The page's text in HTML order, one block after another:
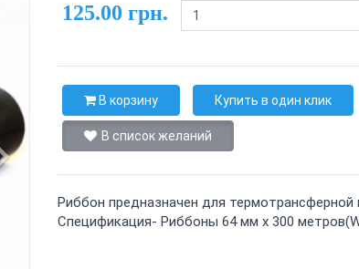
125.00 грн.
В корзину Купить в один клик
В список желаний
Риббон предназначен для термотрансферной
Спецификация- Риббоны 64 мм х 300